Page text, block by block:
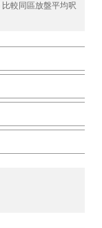
比較同區放盤平均呎